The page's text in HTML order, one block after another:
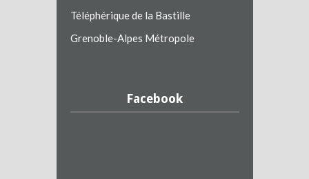
Téléphérique de la Bastille
Grenoble-Alpes Métropole
Facebook